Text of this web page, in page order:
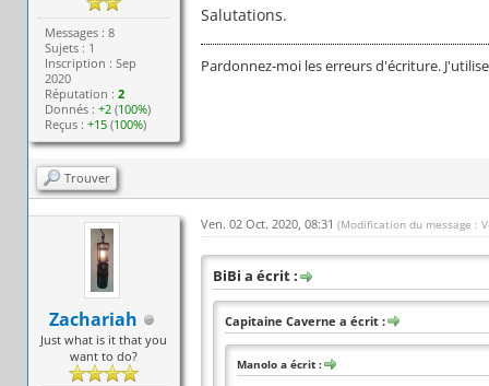
Messages : 8
Sujets : 1
Inscription : Sep
2020
Réputation :2
Donnés :+2 (100%)
Reçus :+15 (100%)
Salutations.
Pardonnez-moi les erreurs d'écriture.
Trouver
Zachariah
Just what is it that you
want to do?
Ven. 02 Oct. 2020, 08:31 (Modification du message :
BiBi a écrit :
Capitaine Caverne a écrit :
Manolo a écrit :